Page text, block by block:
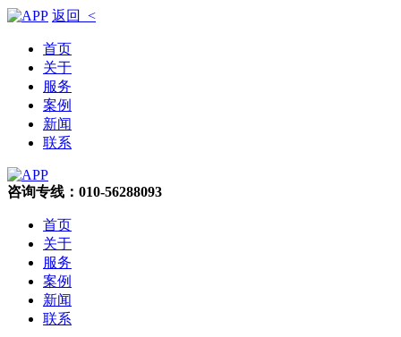
返回 <
首页
关于
服务
案例
新闻
联系
咨询专线：010-56288093
首页
关于
服务
案例
新闻
联系